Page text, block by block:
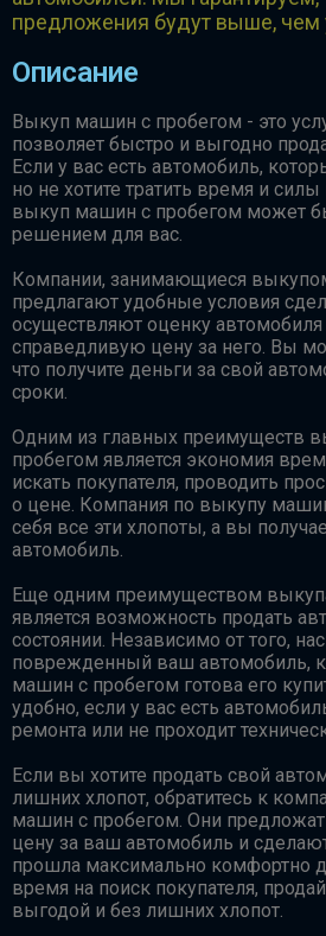
предложения будут выше, чем
Описание
Выкуп машин с пробегом - это
позволяет быстро и выгодно
Если у вас есть автомобиль,
но не хотите тратить время и силы
выкуп машин с пробегом может
решением для вас.
Компании, занимающиеся
предлагают удобные условия
осуществляют оценку
справедливую цену за него. Вы
что получите деньги за свой
сроки.
Одним из главных преимуществ
пробегом является экономия
искать покупателя, проводить
о цене. Компания по выкупу
себя все эти хлопоты, а вы
автомобиль.
Еще одним преимуществом
является возможность продать
состоянии. Независимо от того,
поврежденный ваш автомобиль,
машин с пробегом готова его
удобно, если у вас есть
ремонта или не проходит
Если вы хотите продать свой
лишних хлопот, обратитесь к
машин с пробегом. Они
цену за ваш автомобиль и
прошла максимально комфортно
время на поиск покупателя,
выгодой и без лишних хлопот.